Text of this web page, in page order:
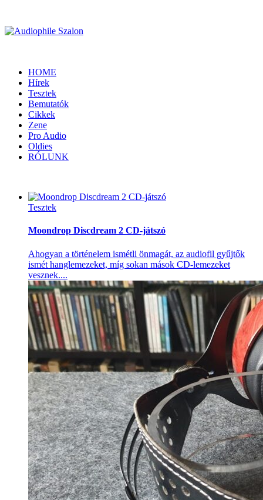
HOME
Hírek
Tesztek
Bemutatók
Cikkek
Zene
Pro Audio
Oldies
RÓLUNK
Tesztek
Moondrop Discdream 2 CD-játszó
Ahogyan a történelem ismétli önmagát, az audiofil gyűjtők
ismét hanglemezeket, míg sokan mások CD-lemezeket
vesznek....